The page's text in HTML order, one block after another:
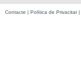
Contacte | Política de Privacitat |